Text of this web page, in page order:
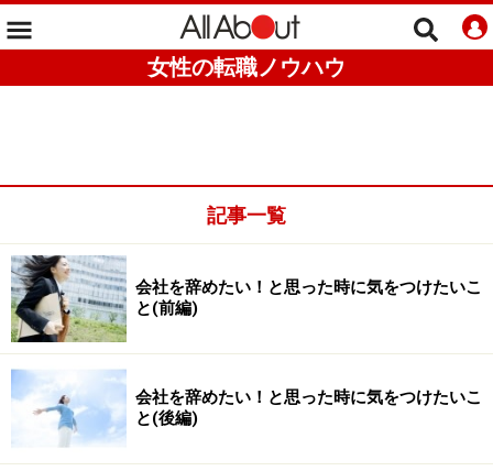
女性の転職ノウハウ
記事一覧
会社を辞めたい！と思った時に気をつけたいこ
と(前編)
会社を辞めたい！と思った時に気をつけたいこ
と(後編)